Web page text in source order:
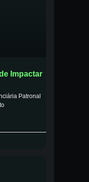
Impactar
Patronal